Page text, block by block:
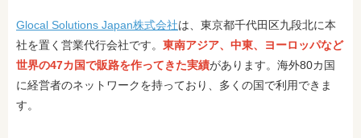
Glocal Solutions Japan株式会社は、東京都千代田区九段北に本
社を置く営業代行会社です。 東南アジア、中東、ヨーロッパなど
世界の47カ国で販路を作ってきた実績があります。海外80カ国
に経営者のネットワークを持っており、多くの国で利用できま
す。